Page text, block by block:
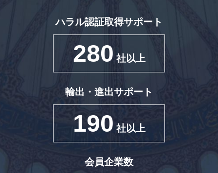
ハラル認証取得サポート
280 社以上
輸出・進出サポート
190 社以上
会員企業数